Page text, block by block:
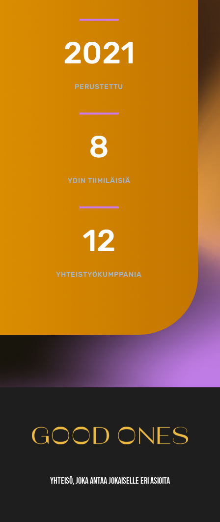
2021
PERUSTETTU
8
YDIN TIIMILÄISIÄ
12
YHTEISTYÖKUMPPANIA
yhteisö, joka antaa jokaiselle eri asioita